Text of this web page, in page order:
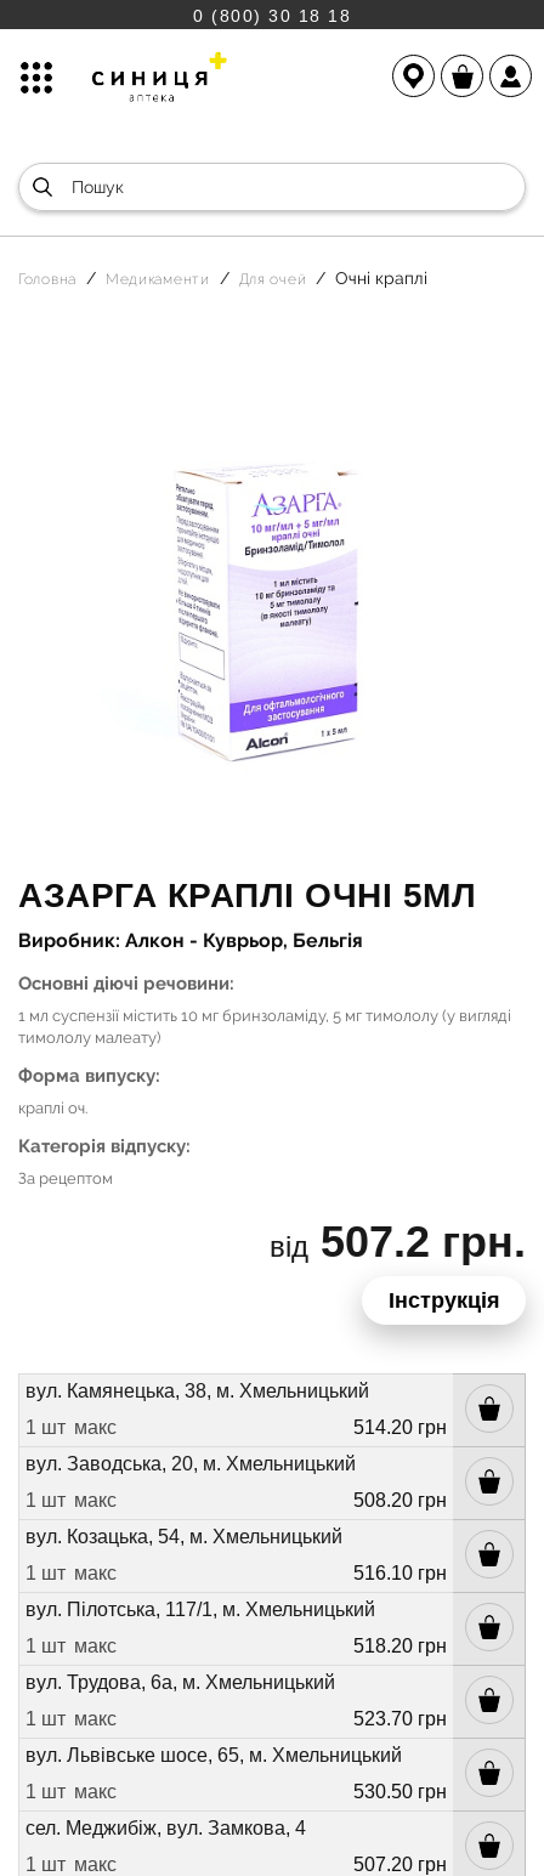
0 (800) 30 18 18
Головна Медикаменти Для очей Очні краплі
АЗАРГА КРАПЛІ ОЧНІ 5МЛ
Виробник: Алкон - Куврьор, Бельгія
Основні діючі речовини:
1 мл суспензії містить 10 мг бринзоламіду, 5 мг тимололу (у вигляді
тимололу малеату)
Форма випуску:
краплі оч.
Категорія відпуску:
За рецептом
від 507.2 грн.
Інструкція
вул. Камянецька, 38, м. Хмельницький
1 шт макс
514.20 грн
вул. Заводська, 20, м. Хмельницький
1 шт макс
508.20 грн
вул. Козацька, 54, м. Хмельницький
1 шт макс
516.10 грн
вул. Пілотська, 117/1, м. Хмельницький
1 шт макс
518.20 грн
вул. Трудова, 6а, м. Хмельницький
1 шт макс
523.70 грн
вул. Львівське шосе, 65, м. Хмельницький
1 шт макс
530.50 грн
сел. Меджибіж, вул. Замкова, 4
1 шт макс
507.20 грн